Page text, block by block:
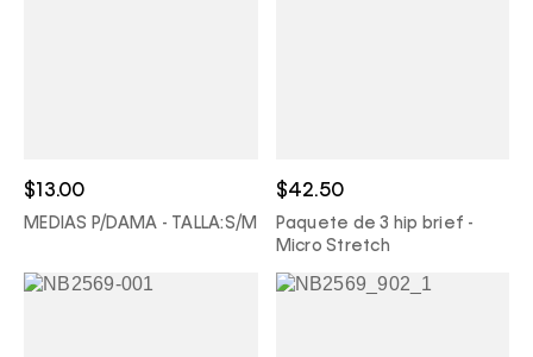
$13.00
MEDIAS P/DAMA - TALLA:S/M
$42.50
Paquete de 3 hip brief -
Micro Stretch